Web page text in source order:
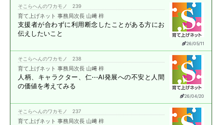
26/05/11
そこらへんのワカモノ 239
育て上げネット 事務局次長 山﨑 梓
支援者が合わずに利用断念したことがある方にお
伝えしたいこと
26/04/20
そこらへんのワカモノ 238
育て上げネット 事務局次長 山﨑 梓
人柄、キャラクター、仁⋯AI発展への不安と 人間
の価値を考えてみる
そこらへんのワカモノ 237
育て上げネット 事務局次長 山﨑 梓